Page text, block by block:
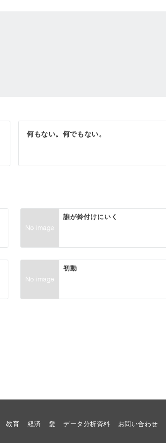
何もない。何でもない。
誰が鈴付けにいく
初動
教育 経済 愛 データ分析資料 お問い合わせ